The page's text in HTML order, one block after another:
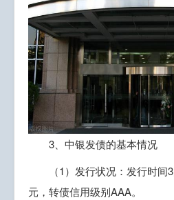
3、中银发债的基本情况
（1）发行状况：发行时
元，转债信用级别AAA。